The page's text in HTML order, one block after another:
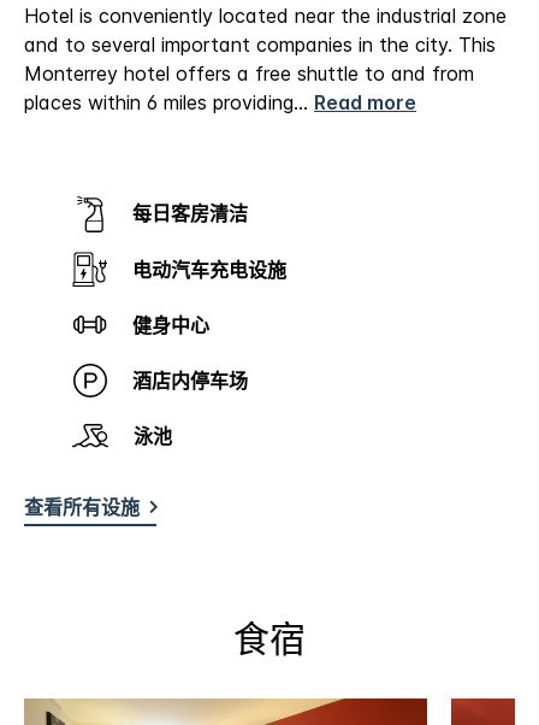
Hotel is conveniently located near the industrial zone
and to several important companies in the city. This
Monterrey hotel offers a free shuttle to and from
places within 6 miles providing... Read more
每日客房清洁
电动汽车充电设施
健身中心
酒店内停车场
泳池
查看所有设施
食宿